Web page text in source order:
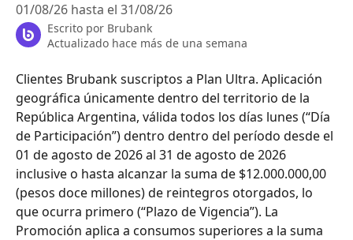
01/08/26 hasta el 31/08/26
Escrito por Brubank
Actualizado hace más de una semana
Clientes Brubank suscriptos a Plan Ultra. Aplicación
geográfica únicamente dentro del territorio de la
República Argentina, válida todos los días lunes (“Día
de Participación”) dentro dentro del período desde el
01 de agosto de 2026 al 31 de agosto de 2026
inclusive o hasta alcanzar la suma de $12.000.000,00
(pesos doce millones) de reintegros otorgados, lo
que ocurra primero (“Plazo de Vigencia”). La
Promoción aplica a consumos superiores a la suma